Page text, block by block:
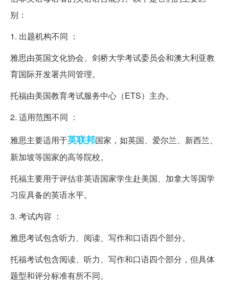
别：
1. 出题机构不同 ：
雅思由英国文化协会、剑桥大学考试委员会和澳大利亚教
育国际开发署共同管理。
托福由美国教育考试服务中心（ETS）主办。
2. 适用范围不同 ：
雅思主要适用于英联邦国家，如英国、爱尔兰、新西兰、
新加坡等国家的高等院校。
托福主要用于评估非英语国家学生赴美国、加拿大等国学
习应具备的英语水平。
3. 考试内容 ：
雅思考试包含听力、阅读、写作和口语四个部分。
托福考试包含阅读、听力、写作和口语四个部分，但具体
题型和评分标准有所不同。